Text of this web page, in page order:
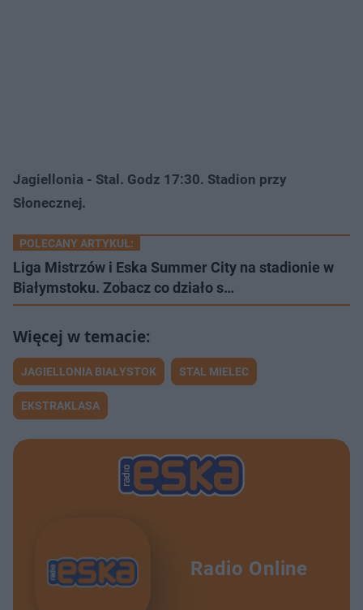
Jagiellonia - Stal. Godz 17:30. Stadion przy
Słonecznej.
POLECANY ARTYKUŁ:
Liga Mistrzów i Eska Summer City na stadionie w
Białymstoku. Zobacz co działo s…
JAGIELLONIA BIAŁYSTOK STAL MIELEC
EKSTRAKLASA
Radio Online